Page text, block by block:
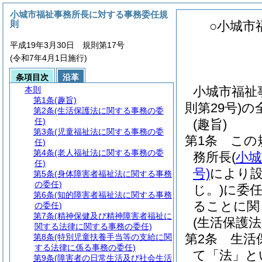
○小城市
小城市福祉
則第29号)の
(趣旨)
第1条
この
務所長(小
号)により
じ。)に委
ることに
(生活保護
第2条
生活
て「法」
小城市福祉事務所長に対する事務委任規
則
平成19年3月30日 規則第17号
(令和7年4月1日施行)
条項目次
沿革
本則
第1条(趣旨)
第2条(生活保護法に関する事務の委
任)
第3条(児童福祉法に関する事務の委
任)
第4条(老人福祉法に関する事務の委
任)
第5条(身体障害者福祉法に関する事務
の委任)
第6条(知的障害者福祉法に関する事務
の委任)
第7条(精神保健及び精神障害者福祉に
関する法律に関する事務の委任)
第8条(特別児童扶養手当等の支給に関
する法律に係る事務の委任)
第9条(障害者の日常生活及び社会生活